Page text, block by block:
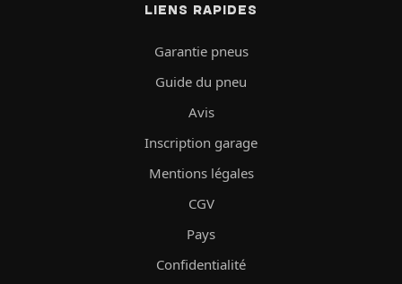
LIENS RAPIDES
Garantie pneus
Guide du pneu
Avis
Inscription garage
Mentions légales
CGV
Pays
Confidentialité